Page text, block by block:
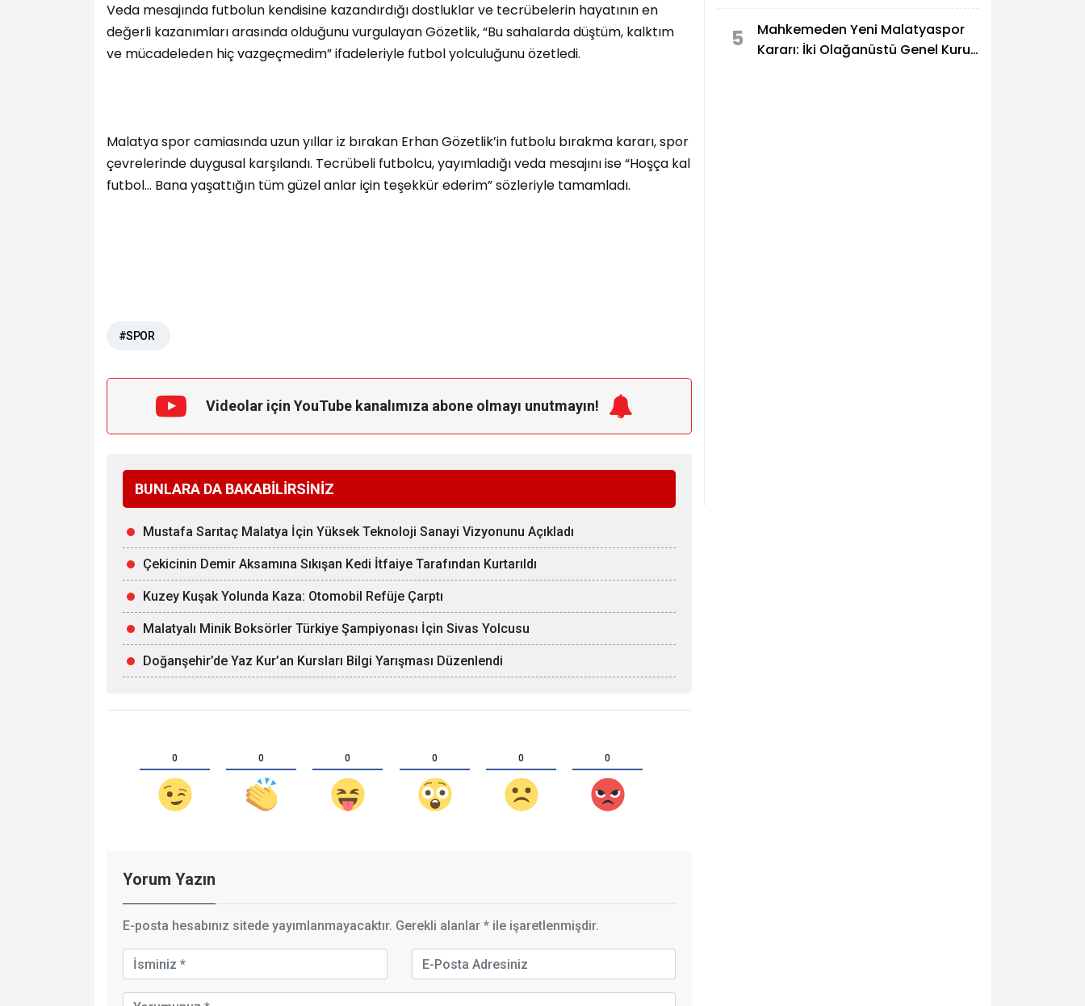
Veda mesajında futbolun kendisine kazandırdığı dostluklar ve tecrübelerin hayatının en
değerli kazanımları arasında olduğunu vurgulayan Gözetlik, “Bu sahalarda düştüm, kalktım
ve mücadeleden hiç vazgeçmedim” ifadeleriyle futbol yolculuğunu özetledi.
Malatya spor camiasında uzun yıllar iz bırakan Erhan Gözetlik’in futbolu bırakma kararı, spor
çevrelerinde duygusal karşılandı. Tecrübeli futbolcu, yayımladığı veda mesajını ise “Hoşça kal
futbol… Bana yaşattığın tüm güzel anlar için teşekkür ederim” sözleriyle tamamladı.
#SPOR
Videolar için YouTube kanalımıza abone olmayı unutmayın!
BUNLARA DA BAKABİLİRSİNİZ
Mustafa Sarıtaç Malatya İçin Yüksek Teknoloji Sanayi Vizyonunu Açıkladı
Çekicinin Demir Aksamına Sıkışan Kedi İtfaiye Tarafından Kurtarıldı
Kuzey Kuşak Yolunda Kaza: Otomobil Refüje Çarptı
Malatyalı Minik Boksörler Türkiye Şampiyonası İçin Sivas Yolcusu
Doğanşehir’de Yaz Kur’an Kursları Bilgi Yarışması Düzenlendi
0 0 0 0 0 0
Yorum Yazın
E-posta hesabınız sitede yayımlanmayacaktır. Gerekli alanlar * ile işaretlenmişdir.
5
Mahkemeden Yeni Malatyaspor
Kararı: İki Olağanüstü Genel Kurul